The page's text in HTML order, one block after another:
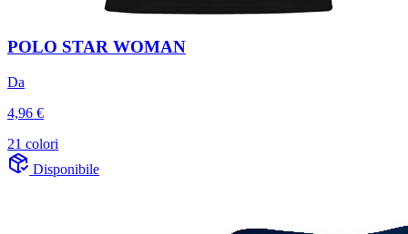
POLO STAR WOMAN
Da
4,96 €
21 colori
Disponibile